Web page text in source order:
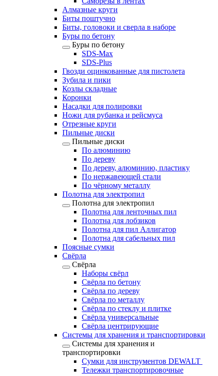
Алмазные круги
Биты поштучно
Биты, головоки и сверла в наборе
Буры по бетону
Буры по бетону
SDS-Max
SDS-Plus
Гвозди оцинкованные для пистолета
Зубила и пики
Козлы складные
Коронки
Насадки для полировки
Ножи для рубанка и рейсмуса
Отрезные круги
Пильные диски
Пильные диски
По алюминию
По дереву
По дереву, алюминию, пластику
По нержавеющей стали
По чёрному металлу
Полотна для электропил
Полотна для электропил
Полотна для ленточных пил
Полотна для лобзиков
Полотна для пил Аллигатор
Полотна для сабельных пил
Поясные сумки
Свёрла
Свёрла
Наборы свёрл
Свёрла по бетону
Свёрла по дереву
Свёрла по металлу
Свёрла по стеклу и плитке
Свёрла универсальные
Свёрла центрирующие
Системы для хранения и транспортировки
Системы для хранения и
транспортировки
Сумки для инструментов DEWALT
Тележки транспортировочные